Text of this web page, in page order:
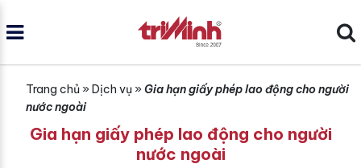
Trang chủ» Dịch vụ» Gia hạn giấy phép lao động cho người
nước ngoài
Gia hạn giấy phép lao động cho người
nước ngoài